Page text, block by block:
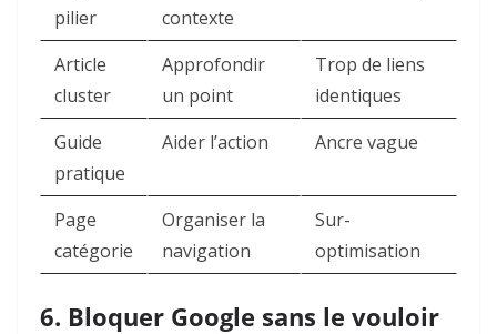
pilier
contexte
Article
cluster
Approfondir
un point
Trop de liens
identiques
Guide
pratique
Aider l’action Ancre vague
Page
catégorie
Organiser la
navigation
Sur-
optimisation
6. Bloquer Google sans le vouloir